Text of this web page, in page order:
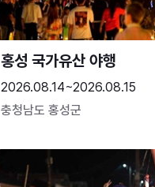
홍성 국가유산 야행
2026.08.14~2026.08.15
충청남도 홍성군